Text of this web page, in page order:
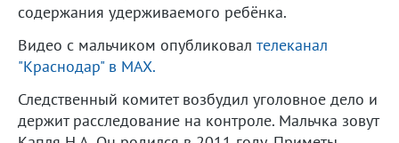
содержания удерживаемого ребёнка.
Видео с мальчиком опубликовал телеканал
"Краснодар" в MAX.
Следственный комитет возбудил уголовное дело и
держит расследование на контроле. Мальчка зовут